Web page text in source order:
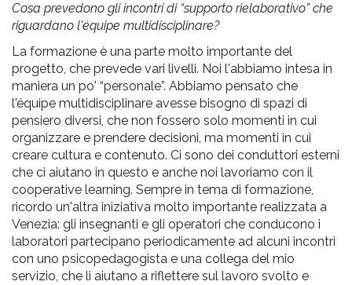
Cosa prevedono gli incontri di “supporto rielaborativo” che
riguardano l'équipe multidisciplinare?
La formazione è una parte molto importante del
progetto, che prevede vari livelli. Noi l'abbiamo intesa in
maniera un po' “personale”. Abbiamo pensato che
l'équipe multidisciplinare avesse bisogno di spazi di
pensiero diversi, che non fossero solo momenti in cui
organizzare e prendere decisioni, ma momenti in cui
creare cultura e contenuto. Ci sono dei conduttori esterni
che ci aiutano in questo e anche noi lavoriamo con il
cooperative learning. Sempre in tema di formazione,
ricordo un'altra iniziativa molto importante realizzata a
Venezia: gli insegnanti e gli operatori che conducono i
laboratori partecipano periodicamente ad alcuni incontri
con uno psicopedagogista e una collega del mio
servizio, che li aiutano a riflettere sul lavoro svolto e